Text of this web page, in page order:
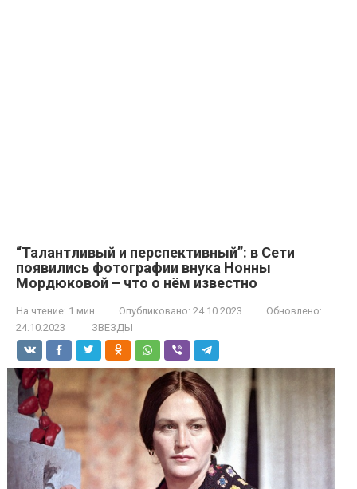
“Талантливый и перспективный”: в Сети
появились фотографии внука Нонны
Мордюковой – что о нём известно
На чтение: 1 мин Опубликовано: 24.10.2023
Обновлено:
24.10.2023
ЗВЕЗДЫ